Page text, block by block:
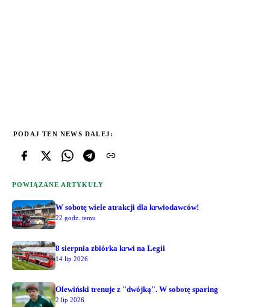
PODAJ TEN NEWS DALEJ:
POWIĄZANE ARTYKUŁY
W sobotę wiele atrakcji dla krwiodawców!
22 godz. temu
8 sierpnia zbiórka krwi na Legii
14 lip 2026
Olewiński trenuje z "dwójką". W sobotę sparing
2 lip 2026